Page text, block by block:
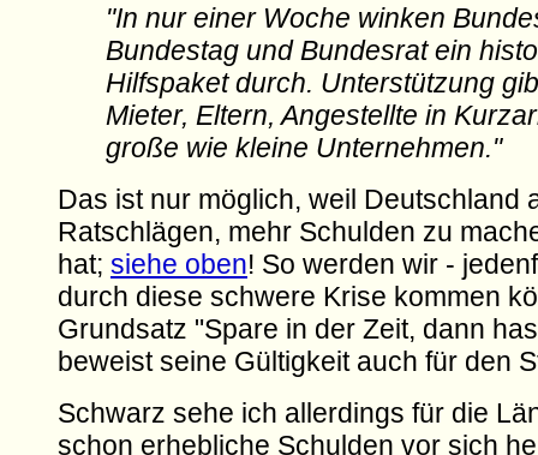
"In nur einer Woche winken
Bundestag und Bundesrat ein
Hilfspaket durch. Unterstützung
Mieter, Eltern, Angestellte in
große wie kleine Unternehmen."
Das ist nur möglich, weil Deutschland
Ratschlägen, mehr Schulden zu
hat; siehe oben! So werden wir -
durch diese schwere Krise kommen
Grundsatz "Spare in der Zeit, dann
beweist seine Gültigkeit auch für den
Schwarz sehe ich allerdings für die
schon erhebliche Schulden vor sich